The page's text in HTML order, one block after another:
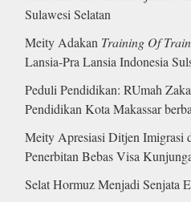
Sulawesi Selatan
Meity Adakan Training Of
Lansia-Pra Lansia Indonesia
Peduli Pendidikan: RUmah
Pendidikan Kota Makassar
Meity Apresiasi Ditjen Imigrasi
Penerbitan Bebas Visa
Selat Hormuz Menjadi Senjata